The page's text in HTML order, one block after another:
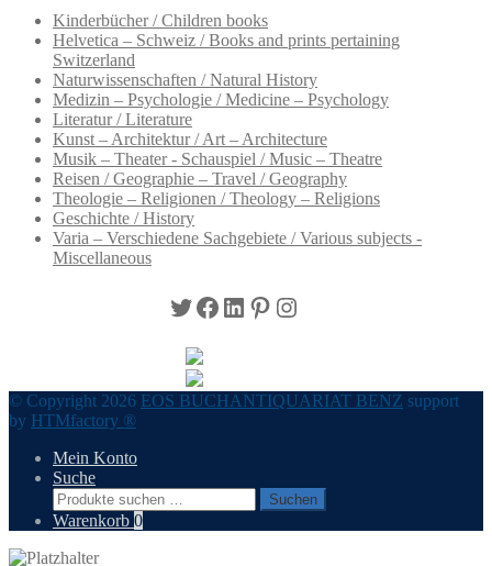
Kinderbücher / Children books
Helvetica – Schweiz / Books and prints pertaining
Switzerland
Naturwissenschaften / Natural History
Medizin – Psychologie / Medicine – Psychology
Literatur / Literature
Kunst – Architektur / Art – Architecture
Musik – Theater - Schauspiel / Music – Theatre
Reisen / Geographie – Travel / Geography
Theologie – Religionen / Theology – Religions
Geschichte / History
Varia – Verschiedene Sachgebiete / Various subjects -
Miscellaneous
Twitter
Facebook
LinkedIn
Pinterest
Instagram
© Copyright 2026 EOS BUCHANTIQUARIAT BENZ support
by HTMfactory ®
Mein Konto
Suche
Suchen
nach:
Suchen
Warenkorb 0